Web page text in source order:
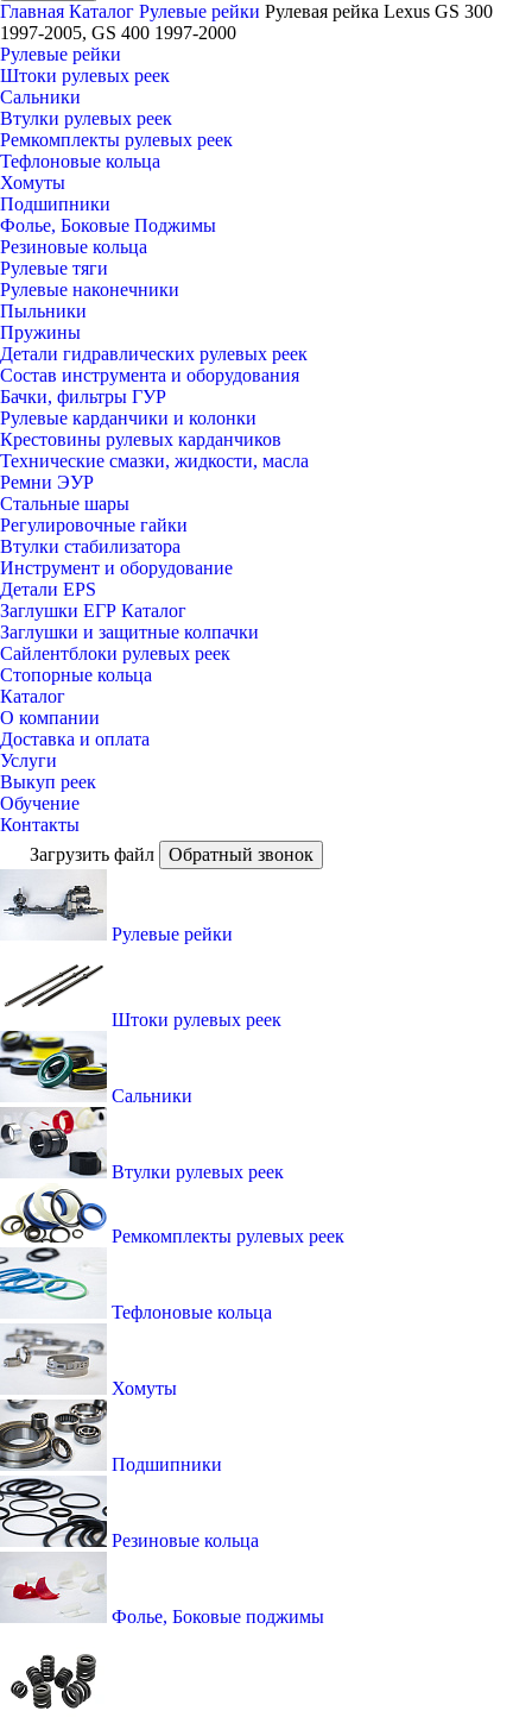
Главная Каталог Рулевые рейки Рулевая рейка Lexus GS 300
1997-2005, GS 400 1997-2000
Рулевые рейки
Штоки рулевых реек
Сальники
Втулки рулевых реек
Ремкомплекты рулевых реек
Тефлоновые кольца
Хомуты
Подшипники
Фолье, Боковые Поджимы
Резиновые кольца
Рулевые тяги
Рулевые наконечники
Пыльники
Пружины
Детали гидравлических рулевых реек
Состав инструмента и оборудования
Бачки, фильтры ГУР
Рулевые карданчики и колонки
Крестовины рулевых карданчиков
Технические смазки, жидкости, масла
Ремни ЭУР
Стальные шары
Регулировочные гайки
Втулки стабилизатора
Инструмент и оборудование
Детали EPS
Заглушки ЕГР Каталог
Заглушки и защитные колпачки
Сайлентблоки рулевых реек
Стопорные кольца
Каталог
О компании
Доставка и оплата
Услуги
Выкуп реек
Обучение
Контакты
Загрузить файл
Обратный звонок
Рулевые рейки
Штоки рулевых реек
Сальники
Втулки рулевых реек
Ремкомплекты рулевых реек
Тефлоновые кольца
Хомуты
Подшипники
Резиновые кольца
Фолье, Боковые поджимы